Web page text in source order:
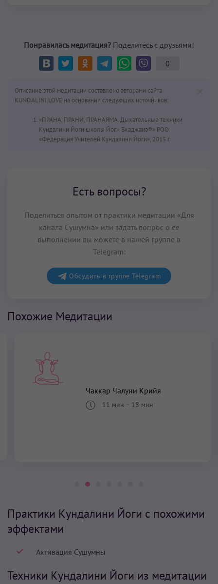
Понравилась медитация? Поделитесь с друзьями!
0
Описание этой медитации составлено авторами сайта
KUNDALINI.LOVE на основании следующих источников:
«ПРАНА, ПРАНИ, ПРАНАЯМА. Дыхательные техники
Кундалини Йоги школы Йоги Бхаджана®» РОО
«Федерация Учителей Кундалини Йоги», 2015 г.
Есть вопросы?
Поделиться опытом от практики медитации «Для
канала Сушумна» или задать вопрос о ее
выполнении вы можете в нашей группе в
Telegram:
Обсудить в группе Telegram
Похожие Медитации
Чаккар Чалуни Крийя
11 мин – 18 мин
Практики Кундалини Йоги с похожими
эффектами
Активация Сушумны
Техники Кундалини Йоги из медитации